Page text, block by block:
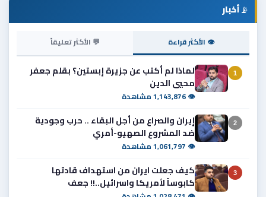
📡أخبار
👁 الأكثر قراءة 💬 الأكثر تعليقاً
1
لماذا لم أكتب عن جزيرة إبستين؟ بقلم جعفر
محيي الدين
👁 1,143,876 مشاهدة
2
إيران والصراع من أجل البقاء .. حرب وجودية
ضد المشروع الصهيو-أمري
👁 1,061,797 مشاهدة
3
كيف جعلت ايران من استهداف قادتها
كابوساً لأمريكا واسرائيل..!! جعف